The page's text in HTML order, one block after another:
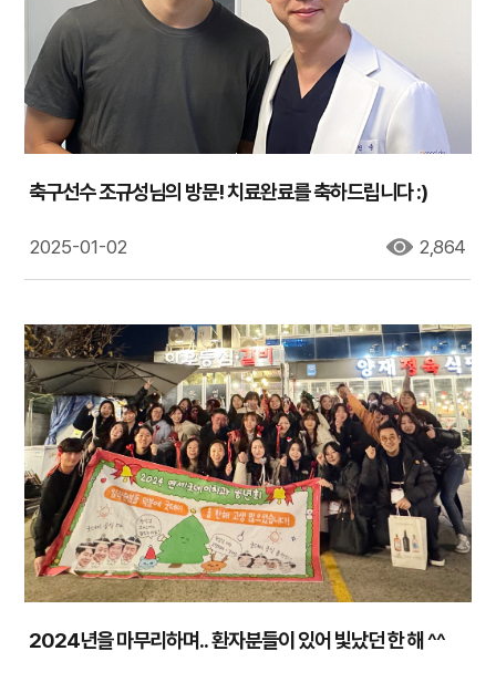
축구선수 조규성님의 방문! 치료완료를 축하드립니다 :)
2025-01-02 2,864
2024년을 마무리하며.. 환자분들이 있어 빛났던 한 해 ^^